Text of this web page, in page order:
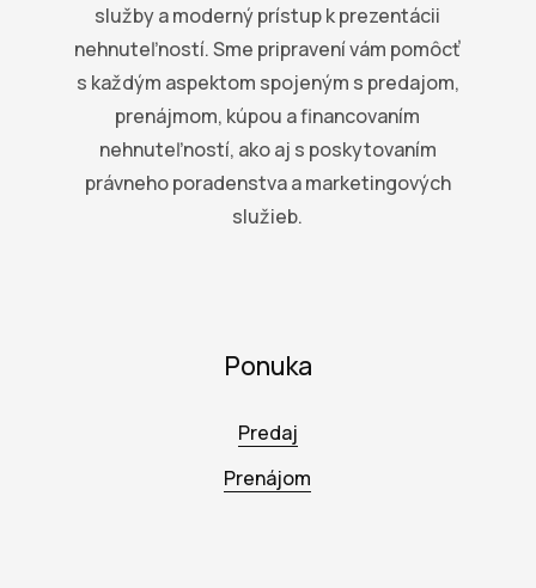
služby a moderný prístup k prezentácii
nehnuteľností. Sme pripravení vám pomôcť
s každým aspektom spojeným s predajom,
prenájmom, kúpou a financovaním
nehnuteľností, ako aj s poskytovaním
právneho poradenstva a marketingových
služieb.
Ponuka
Predaj
Prenájom